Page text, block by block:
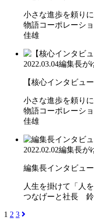
小さな進歩を頼り
物語コーポレーシ
佳雄
2022.03.04編集長が
【核心インタビュー
小さな進歩を頼り
物語コーポレーシ
佳雄
2022.02.02編集長が
編集長インタビュー
人生を掛けて「人
つなげーと社長 鈴
1 2 3